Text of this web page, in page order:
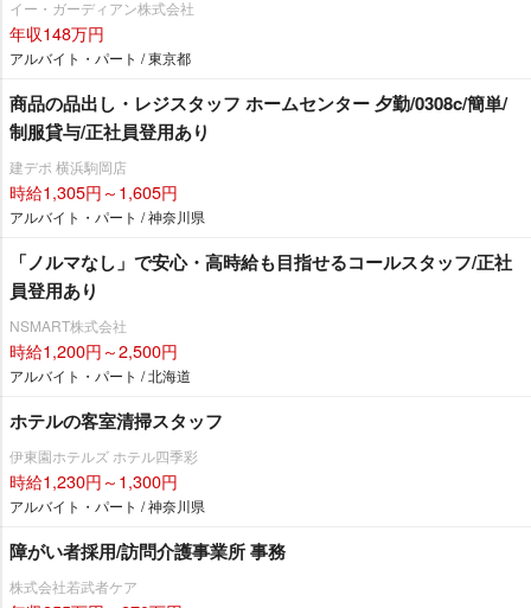
イー・ガーディアン株式会社
年収148万円
アルバイト・パート / 東京都
商品の品出し・レジスタッフ ホームセンター 夕勤/0308c/簡単/
制服貸与/正社員登用あり
建デポ 横浜駒岡店
時給1,305円～1,605円
アルバイト・パート / 神奈川県
「ノルマなし」で安心・高時給も目指せるコールスタッフ/正社
員登用あり
NSMART株式会社
時給1,200円～2,500円
アルバイト・パート / 北海道
ホテルの客室清掃スタッフ
伊東園ホテルズ ホテル四季彩
時給1,230円～1,300円
アルバイト・パート / 神奈川県
障がい者採用/訪問介護事業所 事務
株式会社若武者ケア